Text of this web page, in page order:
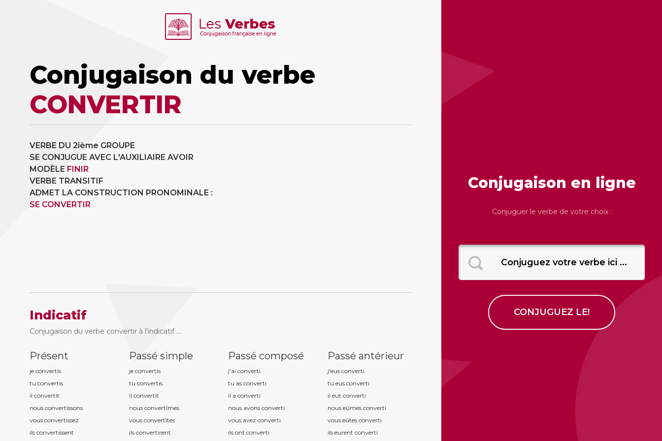
Conjugaison du verbe
CONVERTIR
VERBE DU 2ième GROUPE
SE CONJUGUE AVEC L'AUXILIAIRE AVOIR
MODÈLE FINIR
VERBE TRANSITIF
ADMET LA CONSTRUCTION PRONOMINALE :
SE CONVERTIR
Indicatif
Conjugaison du verbe convertir à l'indicatif ...
Présent
je convertis
tu convertis
il convertit
nous convertissons
vous convertissez
ils convertissent
Passé simple
je convertis
tu convertis
il convertit
nous convertîmes
vous convertîtes
ils convertirent
Passé composé
j'ai converti
tu as converti
il a converti
nous avons converti
vous avez converti
ils ont converti
Passé antérieur
j'eus converti
tu eus converti
il eut converti
nous eûmes converti
vous eûtes converti
ils eurent converti
Conjugaison en ligne
Conjuguer le verbe de votre choix :